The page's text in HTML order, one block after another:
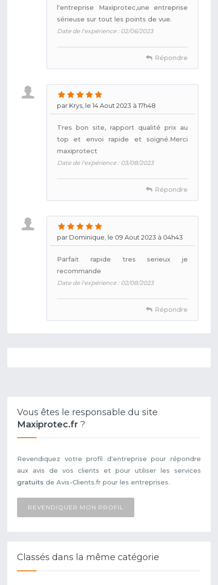
l'entreprise Maxiprotec,une entreprise
sérieuse sur tout les points de vue.
Date de l'expérience : 02/06/2023
Répondre
par Krys, le 14 Aout 2023 à 17h48
Tres bon site, rapport qualité prix au
top et envoi rapide et soigné.Merci
maxiprotect
Date de l'expérience : 03/08/2023
Répondre
par Dominique, le 09 Aout 2023 à 04h43
Parfait rapide tres serieux je
recommande
Date de l'expérience : 02/08/2023
Répondre
Vous êtes le responsable du site
Maxiprotec.fr ?
Revendiquez votre profil d'entreprise pour répondre
aux avis de vos clients et pour utiliser les services
gratuits de Avis-Clients.fr pour les entreprises.
REVENDIQUER MON PROFIL
Classés dans la même catégorie